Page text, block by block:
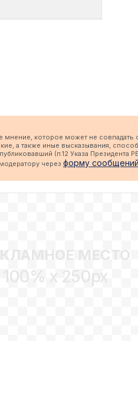
которое может не совпадать
а также иные высказывания,
(п.12 Указа Президента
через форму сообщений
МЕСТО
100% x 250px